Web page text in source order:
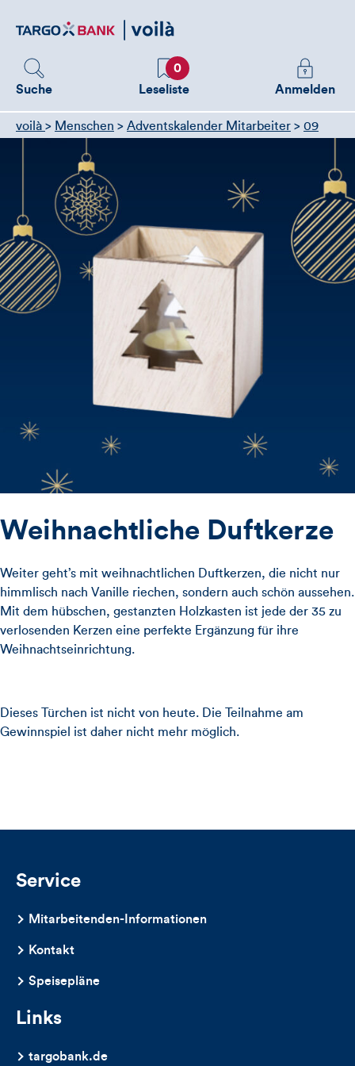
zum
Suche
Favoriten
0
Leseliste
Melden
Sie
an
um
sehen
Anmelden
voilà > Menschen > Adventskalender Mitarbeiter > 09
Weihnachtliche Duftkerze
Weiter geht’s mit weihnachtlichen Duftkerzen, die nicht nur
himmlisch nach Vanille riechen, sondern auch schön aussehen.
Mit dem hübschen, gestanzten Holzkasten ist jede der 35 zu
verlosenden Kerzen eine perfekte Ergänzung für ihre
Weihnachtseinrichtung.
Dieses Türchen ist nicht von heute. Die Teilnahme am
Gewinnspiel ist daher nicht mehr möglich.
Service
Mitarbeitenden-Informationen
Kontakt
Speisepläne
Links
targobank.de